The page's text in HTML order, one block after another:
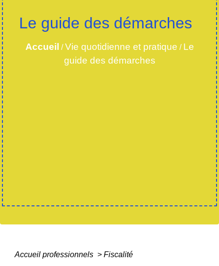
Le guide des démarches
Accueil /Vie quotidienne et pratique / Le
guide des démarches
Accueil professionnels > Fiscalité